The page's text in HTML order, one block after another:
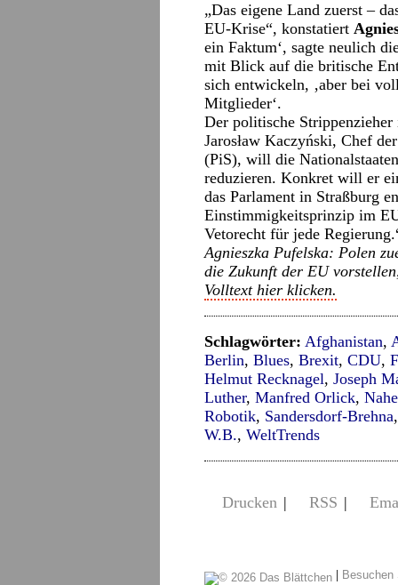
„Das eigene Land zuerst –
EU-Krise“, konstatiert
ein Faktum‘, sagte neulich
mit Blick auf die britische
sich entwickeln, ‚aber bei
Mitglieder‘.
Der politische
Jarosław Kaczyński, Chef
(PiS), will die
reduzieren. Konkret will er
das Parlament in Straßburg
Einstimmigkeitsprinzip im
Vetorecht für jede
Agnieszka Pufelska: Polen
die Zukunft der EU
Volltext hier klicken.
Schlagwörter: Afghanistan,
Berlin, Blues, Brexit, CDU,
Helmut Recknagel, Joseph
Luther, Manfred Orlick,
Robotik, Sandersdorf-Brehna
W.B., WeltTrends
Drucken | RSS |
|